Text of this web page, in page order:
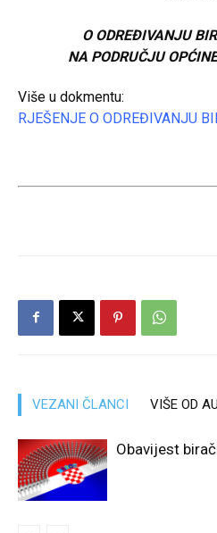
O ODREĐIVANJU
NA PODRUČJU
Više u dokmentu:
RJEŠENJE O ODREĐIVANJU
VEZANI ČLANCI VIŠE OD
Obavijest